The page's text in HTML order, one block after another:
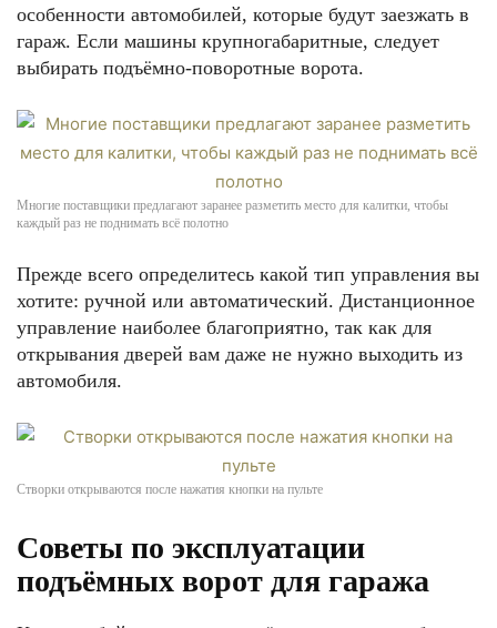
особенности автомобилей, которые будут заезжать в
гараж. Если машины крупногабаритные, следует
выбирать подъёмно-поворотные ворота.
Многие поставщики предлагают заранее разметить место для калитки, чтобы
каждый раз не поднимать всё полотно
Прежде всего определитесь какой тип управления вы
хотите: ручной или автоматический. Дистанционное
управление наиболее благоприятно, так как для
открывания дверей вам даже не нужно выходить из
автомобиля.
Створки открываются после нажатия кнопки на пульте
Советы по эксплуатации
подъёмных ворот для гаража